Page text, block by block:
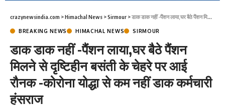
crazynewsindia.com >Himachal News >Sirmour >डाक डाक नहीं -पैंशन लाया,घर बैठे पैंशन मिलने से दृष्टिहीन बसंती के चेहरे पर आई रौनक -कोरोना योद्धा से कम नहीं डाक कर्मचारी हंसराज
BREAKING NEWS HIMACHAL NEWS SIRMOUR
डाक डाक नहीं -पैंशन लाया,घर बैठे पैंशन
मिलने से दृष्टिहीन बसंती के चेहरे पर आई
रौनक -कोरोना योद्धा से कम नहीं डाक कर्मचारी
हंसराज